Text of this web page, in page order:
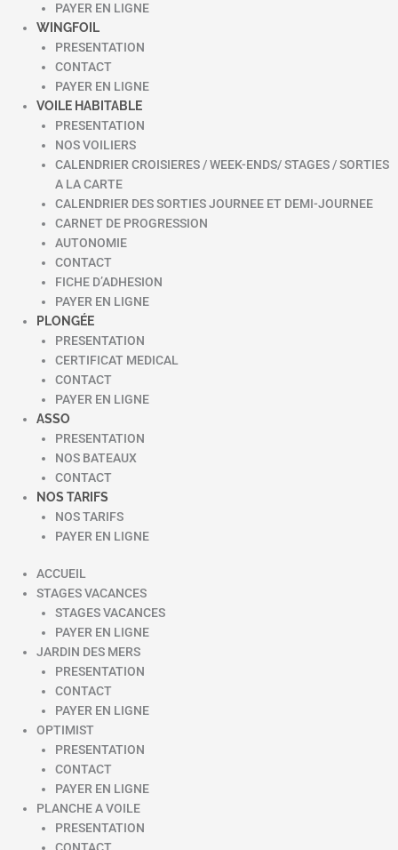
PAYER EN LIGNE
WINGFOIL
PRESENTATION
CONTACT
PAYER EN LIGNE
VOILE HABITABLE
PRESENTATION
NOS VOILIERS
CALENDRIER CROISIERES / WEEK-ENDS/ STAGES / SORTIES
A LA CARTE
CALENDRIER DES SORTIES JOURNEE ET DEMI-JOURNEE
CARNET DE PROGRESSION
AUTONOMIE
CONTACT
FICHE D’ADHESION
PAYER EN LIGNE
PLONGÉE
PRESENTATION
CERTIFICAT MEDICAL
CONTACT
PAYER EN LIGNE
ASSO
PRESENTATION
NOS BATEAUX
CONTACT
NOS TARIFS
NOS TARIFS
PAYER EN LIGNE
ACCUEIL
STAGES VACANCES
STAGES VACANCES
PAYER EN LIGNE
JARDIN DES MERS
PRESENTATION
CONTACT
PAYER EN LIGNE
OPTIMIST
PRESENTATION
CONTACT
PAYER EN LIGNE
PLANCHE A VOILE
PRESENTATION